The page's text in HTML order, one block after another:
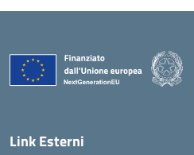
Link Esterni